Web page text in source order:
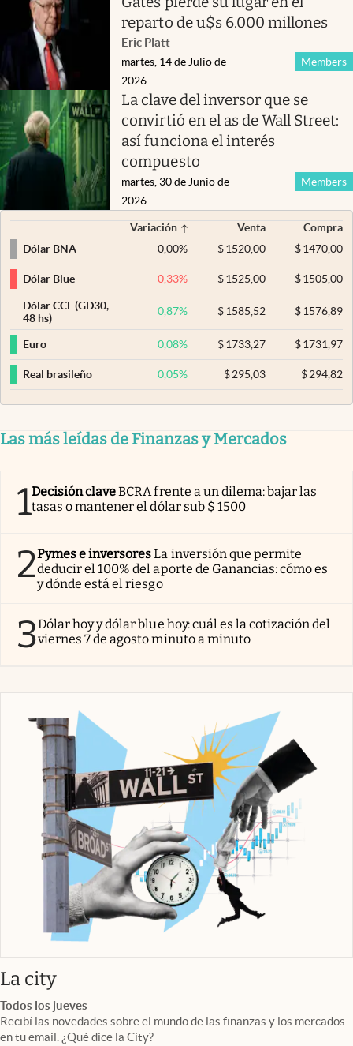
reparto de u$s 6.000 millones
Eric Platt
Members
martes, 14 de Julio de
2026
La clave del inversor que se
convirtió en el as de Wall Street:
así funciona el interés
compuesto
Members
martes, 30 de Junio de
2026
Variación Venta
Compra
Dólar BNA
0,00% $ 1520,00 $1470,00
Dólar Blue -0,33% $ 1525,00 $1505,00
Dólar CCL (GD30,
48 hs)
0,87% $ 1585,52 $1576,89
Euro 0,08% $ 1733,27 $1731,97
Real brasileño 0,05% $ 295,03 $294,82
Las más leídas de Finanzas y Mercados
1Decisión claveBCRA frente a un dilema: bajar las
tasas o mantener el dólar sub $ 1500
2Pymes e inversoresLa inversión que permite
deducir el 100% del aporte de Ganancias: cómo es
y dónde está el riesgo
3Dólar hoy y dólar blue hoy: cuál es la cotización del
viernes 7 de agosto minuto a minuto
La cityabre en nueva pestaña
Todos los jueves
Recibí las novedades sobre el mundo de las finanzas y los mercados
en tu email. ¿Qué dice la City?